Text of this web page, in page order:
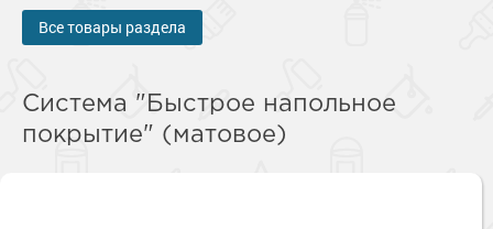
Сопутствующие товары
Морозостойкие краски для металла
Морозостойкие краски для фасада
Все товары раздела
Система "Быстрое напольное
покрытие" (матовое)